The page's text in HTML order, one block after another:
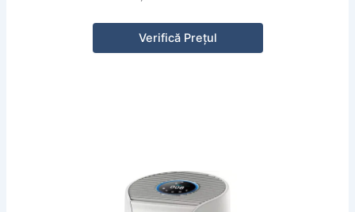
Verifică Prețul